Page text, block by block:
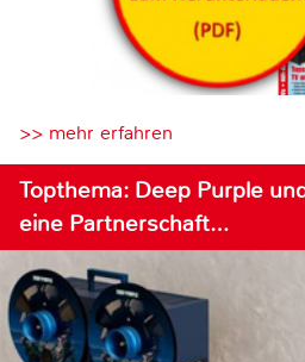
>> mehr erfahren
Topthema: Deep Purple
eine Partnerschaft…